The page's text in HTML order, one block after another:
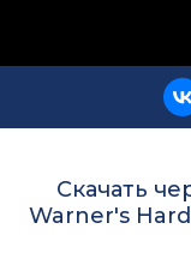
Скачать
Warner's